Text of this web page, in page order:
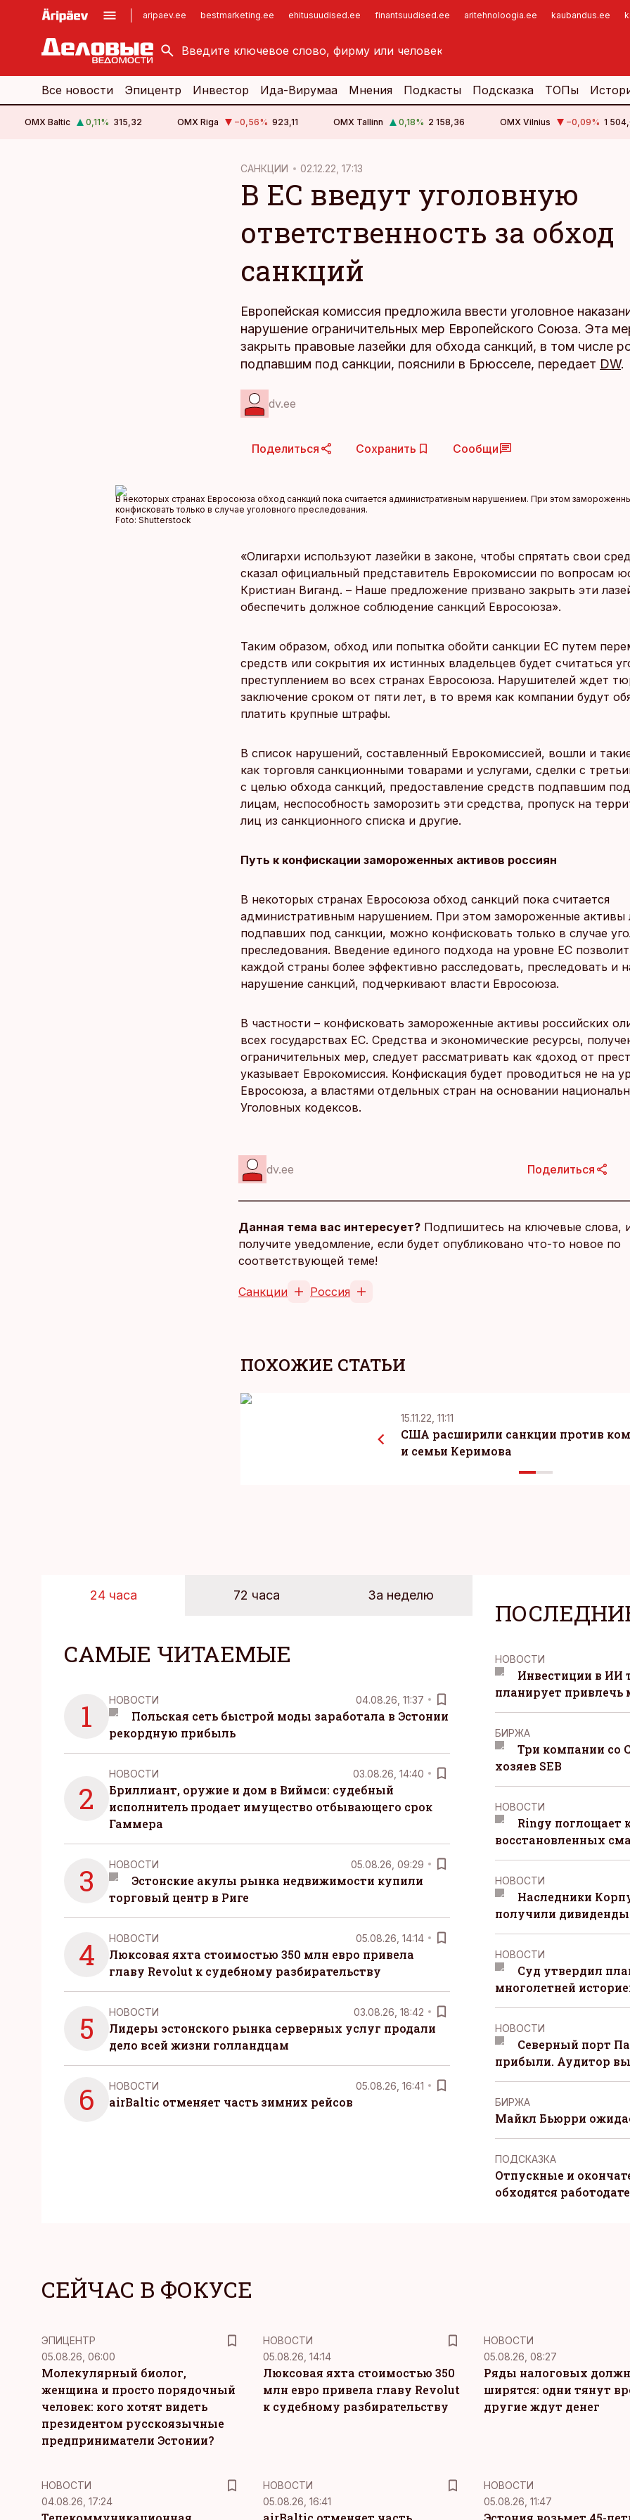
aripaev.ee bestmarketing.ee ehitusuudised.ee finantsuudised.ee aritehnoloogia.ee kaubandus.ee
kinnisvarauudised.ee
logistikauudised.ee
imelineajalugu.ee
Все новости Эпицентр Инвестор Ида-Вирумаа Мнения Подкасты Подсказка ТОПы
OMX Baltic 0,11% 315,32 OMX Riga −0,56% 923,11 OMX Tallinn 0,18% 2 158,36 OMX Vilnius −0,09% 1
САНКЦИИ 02.12.22, 17:13
В ЕС введут уголовную
ответственность за обход
санкций
Европейская комиссия предложила ввести уголовное
нарушение ограничительных мер Европейского Союза. Эта
закрыть правовые лазейки для обхода санкций, в том числе
подпавшим под санкции, пояснили в Брюсселе, передает DW.
dv.ee
Поделиться Сохранить Сообщи
В некоторых странах Евросоюза обход санкций пока считается административным нарушением. При этом
конфисковать только в случае уголовного преследования.
Foto: Shutterstock
«Олигархи используют лазейки в законе, чтобы спрятать свои
сказал официальный представитель Еврокомиссии по вопросам
Кристиан Виганд. – Наше предложение призвано закрыть эти
обеспечить должное соблюдение санкций Евросоюза».
Таким образом, обход или попытка обойти санкции ЕС путем
средств или сокрытия их истинных владельцев будет считаться
преступлением во всех странах Евросоюза. Нарушителей ждет
заключение сроком от пяти лет, в то время как компании будут
платить крупные штрафы.
В список нарушений, составленный Еврокомиссией, вошли и
как торговля санкционными товарами и услугами, сделки с
с целью обхода санкций, предоставление средств подпавшим
лицам, неспособность заморозить эти средства, пропуск на
лиц из санкционного списка и другие.
Путь к конфискации замороженных активов россиян
В некоторых странах Евросоюза обход санкций пока считается
административным нарушением. При этом замороженные активы
подпавших под санкции, можно конфисковать только в случае
преследования. Введение единого подхода на уровне ЕС
каждой страны более эффективно расследовать, преследовать и
нарушение санкций, подчеркивают власти Евросоюза.
В частности – конфисковать замороженные активы российских
всех государствах ЕC. Средства и экономические ресурсы,
ограничительных мер, следует рассматривать как «доход от
указывает Еврокомиссия. Конфискация будет проводиться не на
Евросоюза, а властями отдельных стран на основании
Уголовных кодексов.
dv.ee Поделиться
Данная тема вас интересует? Подпишитесь на ключевые слова,
получите уведомление, если будет опубликовано что-то новое по
соответствующей теме!
Санкции Россия
ПОХОЖИЕ СТАТЬИ
15.11.22, 11:11
CША расширили санкции против
и семьи Керимова
24 часа 72 часа За неделю
САМЫЕ ЧИТАЕМЫЕ
1 НОВОСТИ 04.08.26, 11:37
Польская сеть быстрой моды заработала в Эстонии
рекордную прибыль
2
НОВОСТИ 03.08.26, 14:40
Бриллиант, оружие и дом в Виймси: судебный
исполнитель продает имущество отбывающего срок
Гаммера
3 НОВОСТИ 05.08.26, 09:29
Эстонские акулы рынка недвижимости купили
торговый центр в Риге
4 НОВОСТИ 05.08.26, 14:14
Люксовая яхта стоимостью 350 млн евро привела
главу Revolut к судебному разбирательству
5 НОВОСТИ 03.08.26, 18:42
Лидеры эстонского рынка серверных услуг продали
дело всей жизни голландцам
6 НОВОСТИ 05.08.26, 16:41
airBaltic отменяет часть зимних рейсов
НОВОСТИ
Инвестиции в ИИ
планирует
БИРЖА
Три компании со
хозяев SEB
НОВОСТИ
Ringy поглощает
восстановленных
НОВОСТИ
Наследники
получили
НОВОСТИ
Суд утвердил
многолетней
НОВОСТИ
Северный порт
прибыли. Аудитор
БИРЖА
Майкл Бьюрри
ПОДСКАЗКА
Отпускные и
обходятся
СЕЙЧАС В ФОКУСЕ
ЭПИЦЕНТР
05.08.26, 06:00
Молекулярный биолог,
женщина и просто порядочный
человек: кого хотят видеть
президентом русскоязычные
предприниматели Эстонии?
НОВОСТИ
05.08.26, 14:14
Люксовая яхта стоимостью 350
млн евро привела главу Revolut
к судебному разбирательству
НОВОСТИ
05.08.26, 08:27
Ряды налоговых
ширятся: одни тянут
другие ждут денег
НОВОСТИ
04.08.26, 17:24
НОВОСТИ
05.08.26, 16:41
НОВОСТИ
05.08.26, 11:47